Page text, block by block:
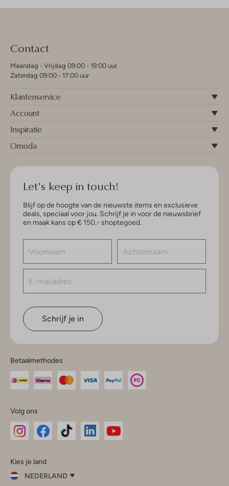
Contact
Maandag - Vrijdag 09:00 - 19:00 uur
Zaterdag 09:00 - 17:00 uur
Klantenservice
Account
Inspiratie
Omoda
Let's keep in touch!
Blijf op de hoogte van de nieuwste items en exclusieve
deals, speciaal voor jou. Schrijf je in voor de nieuwsbrief
en maak kans op € 150,- shoptegoed.
Schrijf je in
Betaalmethodes
Volg ons
InstagramFacebook
Kies je land
NEDERLAND